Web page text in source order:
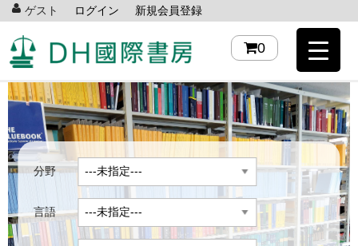
ゲスト ログイン 新規会員登録
0
分野
言語